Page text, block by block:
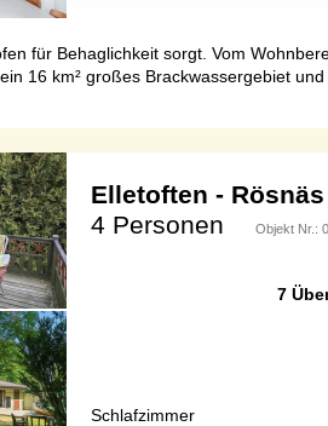
für Behaglichkeit sorgt. Vom
16 km² großes Brackwassergebiet
Elletoften -
4 Personen
Objekt Nr.:
7
Schlafzimmer